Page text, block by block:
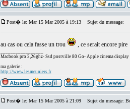
Post� le: Mar 15 Mar 2005 à 19:13 Sujet du message:
au cas ou cela fasse un trou , ce serait encore pire
Macbook pro 2,26ghz- Ssd postville 80 Go- Apple cinema
ma galerie :
http://www.lesmeuniers.fr
Post� le: Mar 15 Mar 2005 à 21:09 Sujet du message: